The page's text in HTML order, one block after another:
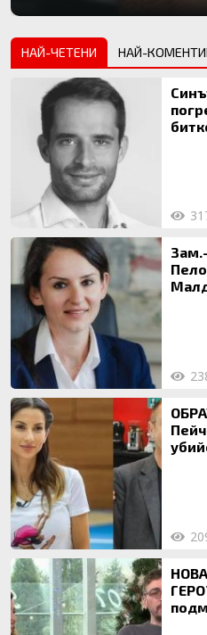
НАЙ-ЧЕТЕНИ НАЙ-